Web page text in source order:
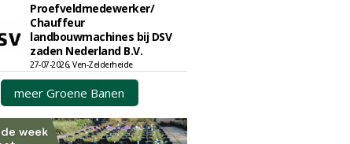
Proefveldmedewerker/
Chauffeur
landbouwmachines bij DSV
zaden Nederland B.V.
27-07-2026, Ven-Zelderheide
meer Groene Banen